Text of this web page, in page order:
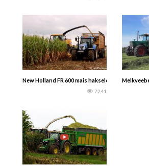
New Holland FR 600 mais hakselen 2016 –
7241